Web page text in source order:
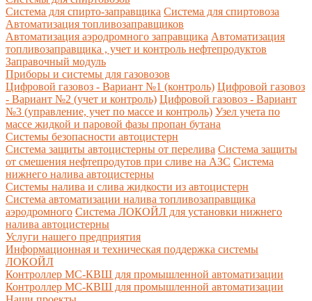
Система для спирто-заправщика Система для спиртовоза
Автоматизация топливозаправщиков
Автоматизация аэродромного заправщика Автоматизация
топливозаправщика , учет и контроль нефтепродуктов
Заправочный модуль
Приборы и системы для газовозов
Цифровой газовоз - Вариант №1 (контроль) Цифровой газовоз
- Вариант №2 (учет и контроль) Цифровой газовоз - Вариант
№3 (управление, учет по массе и контроль) Узел учета по
массе жидкой и паровой фазы пропан бутана
Системы безопасности автоцистерн
Система защиты автоцистерны от перелива Система защиты
от смешения нефтепродутов при сливе на АЗС Система
нижнего налива автоцистерны
Системы налива и слива жидкости из автоцистерн
Система автоматизации налива топливозаправщика
аэродромного Система ЛОКОЙЛ для установки нижнего
налива автоцистерны
Услуги нашего предприятия
Информационная и техническая поддержка системы
ЛОКОЙЛ
Контроллер МС-КВШ для промышленной автоматизации
Контроллер МС-КВШ для промышленной автоматизации